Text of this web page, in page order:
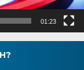
01:23